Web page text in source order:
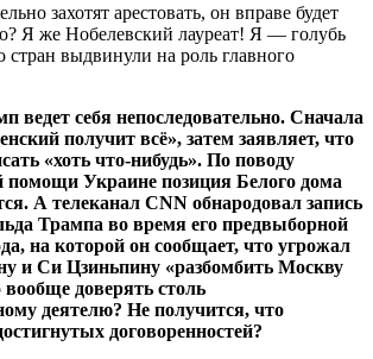
захотят арестовать, он вправе будет
Я же Нобелевский лауреат! Я — голубь
стран выдвинули на роль главного
ведет себя непоследовательно. Сначала
получит всё», затем заявляет, что
«хоть что-нибудь». По поводу
помощи Украине позиция Белого дома
А телеканал CNN обнародовал запись
Трампа во время его предвыборной
на которой он сообщает, что угрожал
и Си Цзиньпину «разбомбить Москву
доверять столь
деятелю? Не получится, что
договоренностей?